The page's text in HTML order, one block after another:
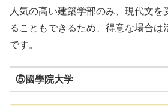
人気の高い建築学部のみ、現代文を
ることもできるため、得意な場合は
です。
⑤國學院大学